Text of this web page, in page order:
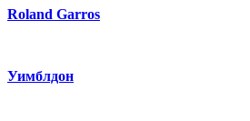
Roland Garros
Уимблдон